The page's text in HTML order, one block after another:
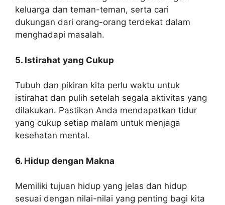
keluarga dan teman-teman, serta cari
dukungan dari orang-orang terdekat dalam
menghadapi masalah.
5. Istirahat yang Cukup
Tubuh dan pikiran kita perlu waktu untuk
istirahat dan pulih setelah segala aktivitas yang
dilakukan. Pastikan Anda mendapatkan tidur
yang cukup setiap malam untuk menjaga
kesehatan mental.
6. Hidup dengan Makna
Memiliki tujuan hidup yang jelas dan hidup
sesuai dengan nilai-nilai yang penting bagi kita